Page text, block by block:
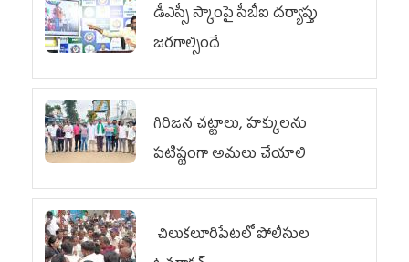
డీఎస్సీ స్కాంపై సీబీఐ దర్యాప్తు
జరగాల్సిందే
గిరిజన చట్టాలు, హక్కులను
పటిష్టంగా అమలు చేయాలి
చిలుక‌లూరిపేట‌లో పోలీసుల